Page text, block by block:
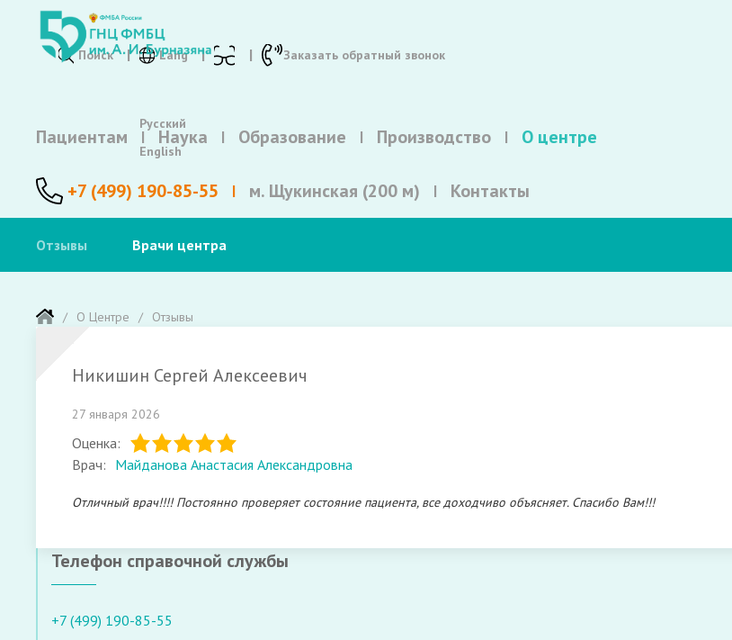
Поиск Lang
Русский
English
Заказать обратный звонок
Пациентам Наука Образование Производство О центре
+7 (499) 190-85-55 м. Щукинская (200 м) Контакты
Отзывы Врачи центра
О Центре Отзывы
Никишин Сергей Алексеевич
27 января 2026
Оценка:
Врач: Майданова Анастасия Александровна
Отличный врач!!!! Постоянно проверяет состояние пациента, все доходчиво объясняет. Спасибо Вам!!!
Телефон справочной службы
+7 (499) 190-85-55